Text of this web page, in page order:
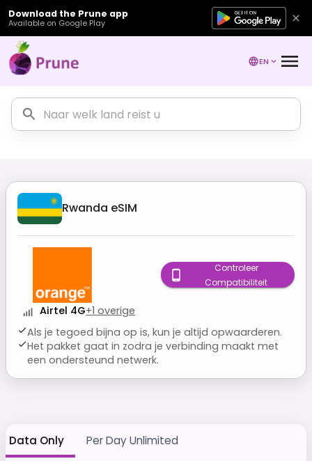
Download the Prune app
Available on Google Play
EN
Rwanda eSIM
Airtel 4G+1 overige
Als je tegoed bijna op is, kun je altijd opwaarderen.
Het pakket gaat in zodra je verbinding maakt met
een ondersteund netwerk.
Controleer
Compatibiliteit
Data Only Per Day Unlimited